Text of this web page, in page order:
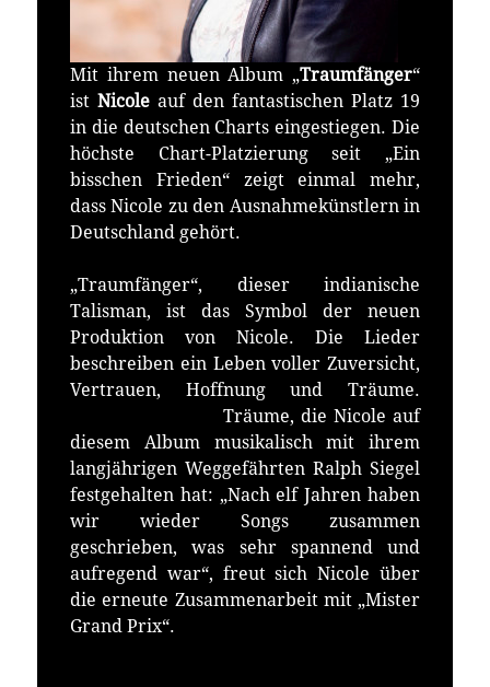
Mit ihrem neuen Album „Traumfänger“
ist Nicole auf den fantastischen Platz 19
in die deutschen Charts eingestiegen. Die
höchste Chart-Platzierung seit „Ein
bisschen Frieden“ zeigt einmal mehr,
dass Nicole zu den Ausnahmekünstlern in
Deutschland gehört.
„Traumfänger“, dieser indianische
Talisman, ist das Symbol der neuen
Produktion von Nicole. Die Lieder
beschreiben ein Leben voller Zuversicht,
Vertrauen, Hoffnung und Träume.
Träume, die Nicole auf
diesem Album musikalisch mit ihrem
langjährigen Weggefährten Ralph Siegel
festgehalten hat: „Nach elf Jahren haben
wir wieder Songs zusammen
geschrieben, was sehr spannend und
aufregend war“, freut sich Nicole über
die erneute Zusammenarbeit mit „Mister
Grand Prix“.